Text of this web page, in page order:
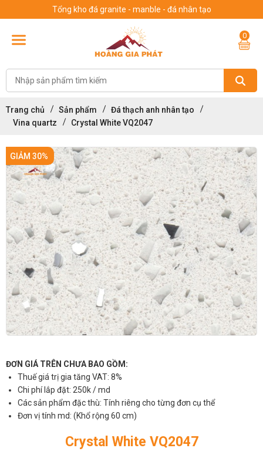
Tổng kho đá granite - manble - đá nhân tạo
0
Trang chủ Sản phẩm
Đá thạch anh nhân tạo
Vina quartz
Crystal White VQ2047
GIẢM 30%
ĐƠN GIÁ TRÊN CHƯA BAO GỒM:
Thuế giá trị gia tăng VAT: 8%
Chi phí lắp đặt: 250k / md
Các sản phẩm đặc thù: Tính riêng cho từng đơn cụ thể
Đơn vị tính md: (Khổ rộng 60 cm)
Crystal White VQ2047